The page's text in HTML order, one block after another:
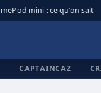
mini : ce qu’on sait
CAPTAINCAZ